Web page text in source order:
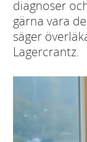
diagnoser
gärna vara
säger
Lagercrantz.